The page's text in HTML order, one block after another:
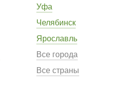
Уфа
Челябинск
Ярославль
Все города
Все страны